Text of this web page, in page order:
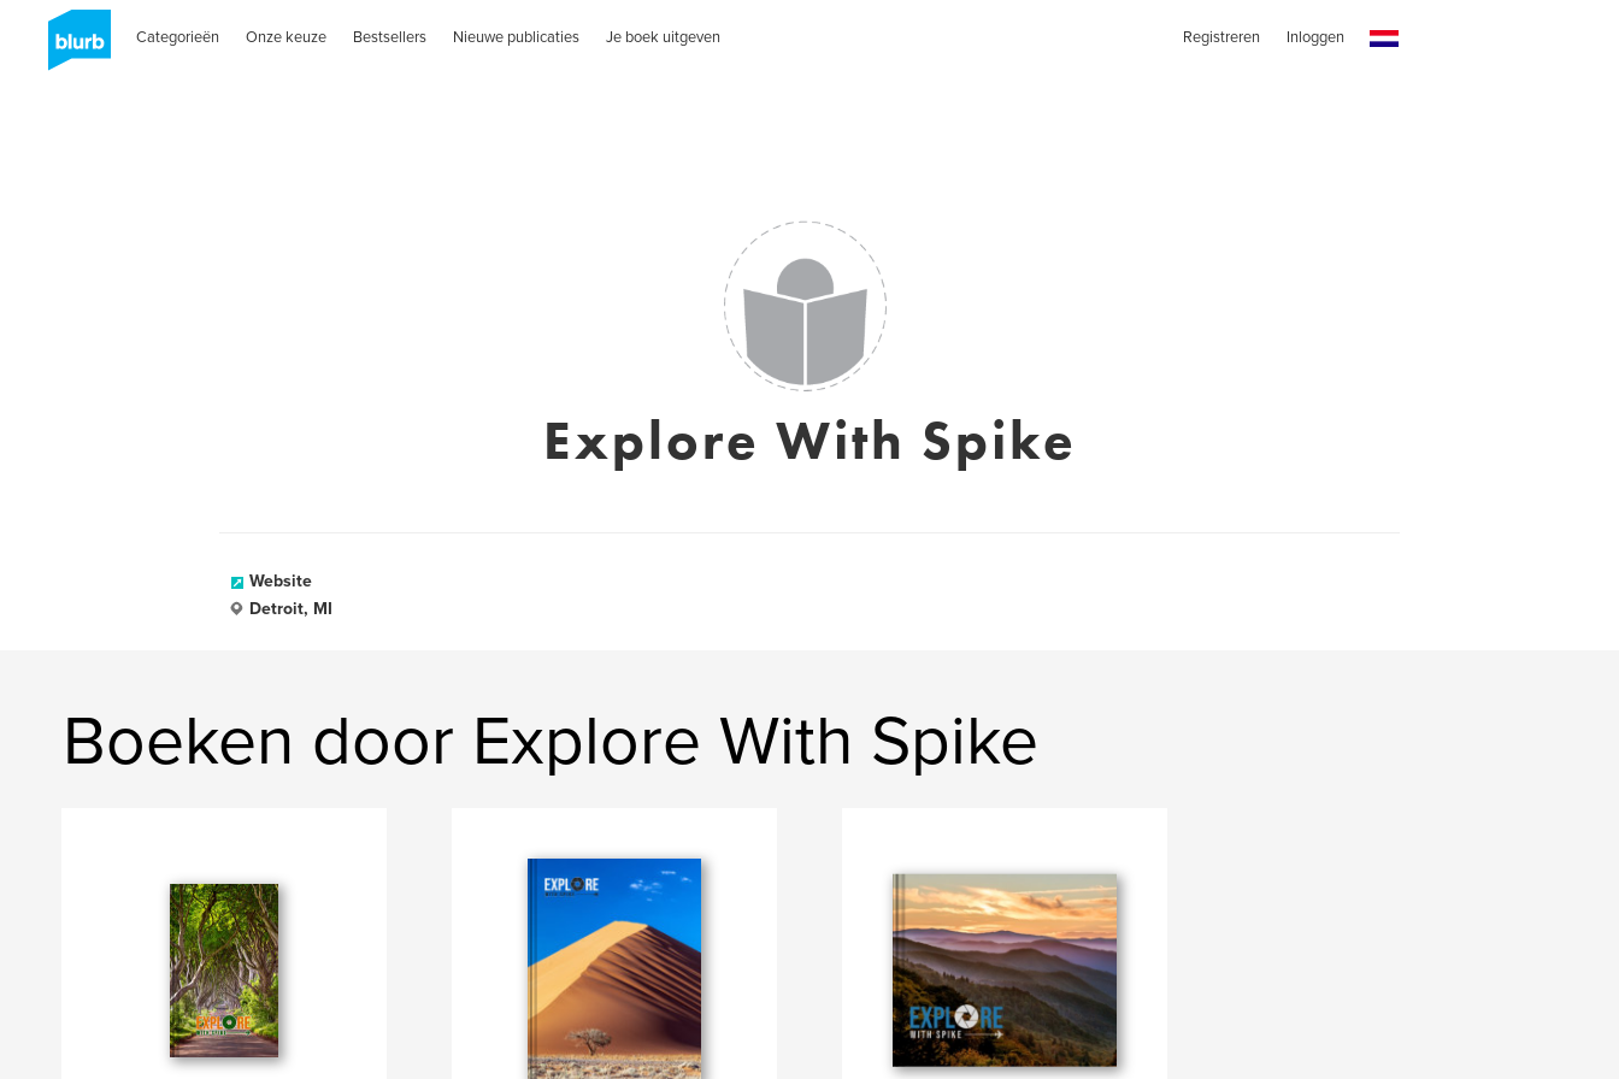
Categorieën Onze keuze Bestsellers Nieuwe publicaties Je boek uitgeven Registreren Inloggen
Explore With Spike
Website
Detroit, MI
Boeken door Explore With Spike